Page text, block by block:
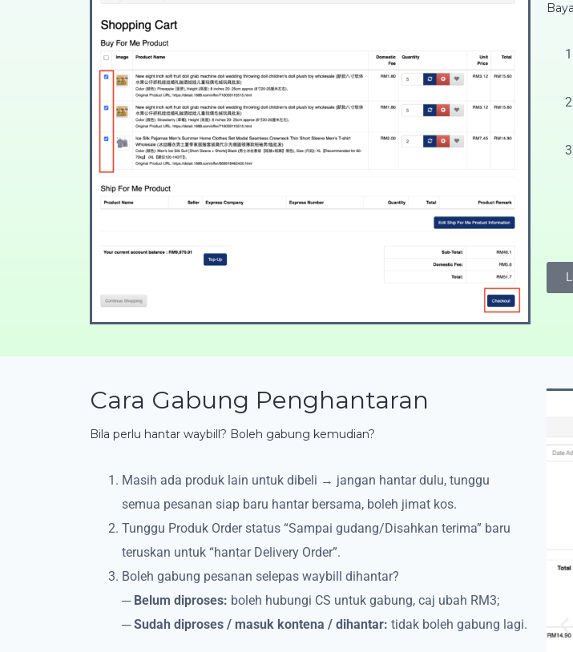
Cara Gabung Penghantaran
Bila perlu hantar waybill? Boleh gabung kemudian?
Masih ada produk lain untuk dibeli → jangan hantar dulu, tunggu
semua pesanan siap baru hantar bersama, boleh jimat kos.
Tunggu Produk Order status “Sampai gudang/Disahkan terima” baru
teruskan untuk “hantar Delivery Order”.
Boleh gabung pesanan selepas waybill dihantar?
─ Belum diproses: boleh hubungi CS untuk gabung, caj ubah RM3;
─Sudah diproses / masuk kontena / dihantar: tidak boleh gabung lagi.